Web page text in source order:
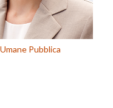
Pubblica